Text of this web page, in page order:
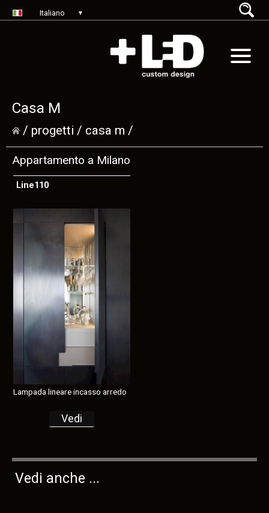
Italiano ▼
Casa M
/ progetti / casa m /
Appartamento a Milano
Line110
Lampada lineare incasso arredo
Vedi
Vedi anche ...